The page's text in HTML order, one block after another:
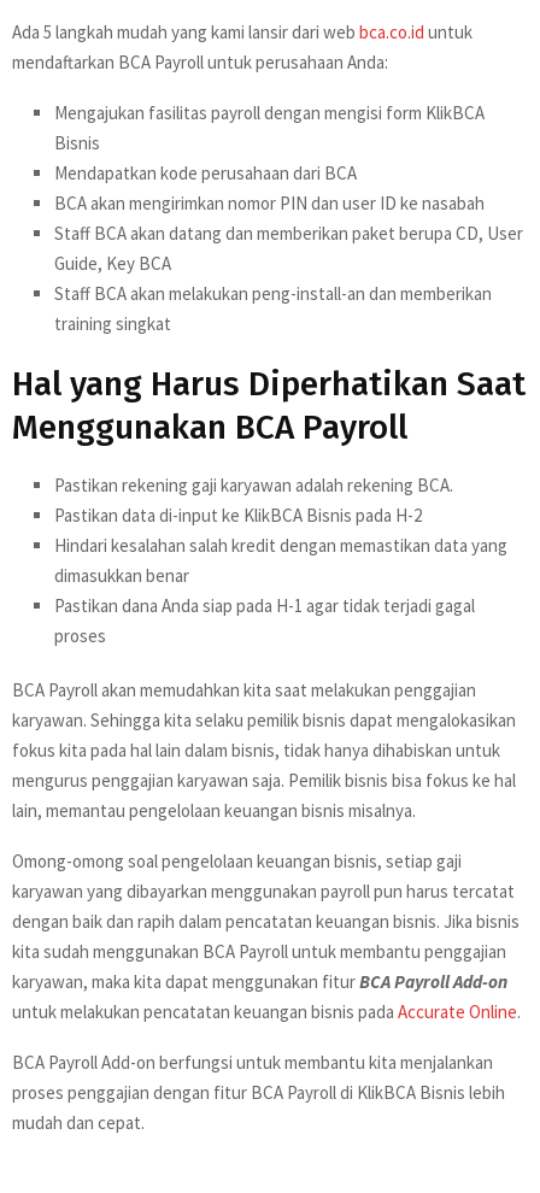
Ada 5 langkah mudah yang kami lansir dari web bca.co.id untuk
mendaftarkan BCA Payroll untuk perusahaan Anda:
Mengajukan fasilitas payroll dengan mengisi form KlikBCA
Bisnis
Mendapatkan kode perusahaan dari BCA
BCA akan mengirimkan nomor PIN dan user ID ke nasabah
Staff BCA akan datang dan memberikan paket berupa CD, User
Guide, Key BCA
Staff BCA akan melakukan peng-install-an dan memberikan
training singkat
Hal yang Harus Diperhatikan Saat
Menggunakan BCA Payroll
Pastikan rekening gaji karyawan adalah rekening BCA.
Pastikan data di-input ke KlikBCA Bisnis pada H-2
Hindari kesalahan salah kredit dengan memastikan data yang
dimasukkan benar
Pastikan dana Anda siap pada H-1 agar tidak terjadi gagal
proses
BCA Payroll akan memudahkan kita saat melakukan penggajian
karyawan. Sehingga kita selaku pemilik bisnis dapat mengalokasikan
fokus kita pada hal lain dalam bisnis, tidak hanya dihabiskan untuk
mengurus penggajian karyawan saja. Pemilik bisnis bisa fokus ke hal
lain, memantau pengelolaan keuangan bisnis misalnya.
Omong-omong soal pengelolaan keuangan bisnis, setiap gaji
karyawan yang dibayarkan menggunakan payroll pun harus tercatat
dengan baik dan rapih dalam pencatatan keuangan bisnis. Jika bisnis
kita sudah menggunakan BCA Payroll untuk membantu penggajian
karyawan, maka kita dapat menggunakan fiturBCA Payroll Add-on
untuk melakukan pencatatan keuangan bisnis pada Accurate Online.
BCA Payroll Add-on berfungsi untuk membantu kita menjalankan
proses penggajian dengan fitur BCA Payroll di KlikBCA Bisnis lebih
mudah dan cepat.